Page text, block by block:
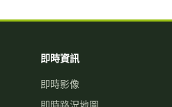
即時資訊
即時影像